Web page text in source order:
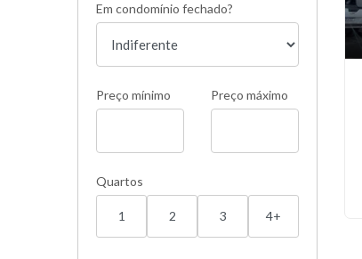
Em condomínio fechado?
Preço mínimo Preço máximo
Quartos
1 2 3 4+